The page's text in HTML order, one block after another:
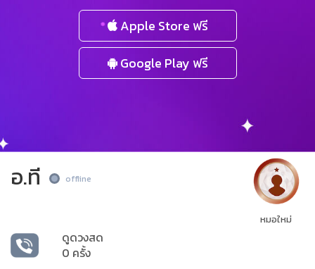
Apple Store ฟรี
Google Play ฟรี
อ.ที offline
ดูดวงสด
0 ครั้ง
หมอใหม่